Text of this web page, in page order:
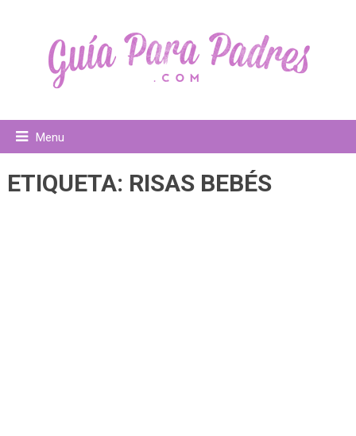
Menu
ETIQUETA: RISAS BEBÉS